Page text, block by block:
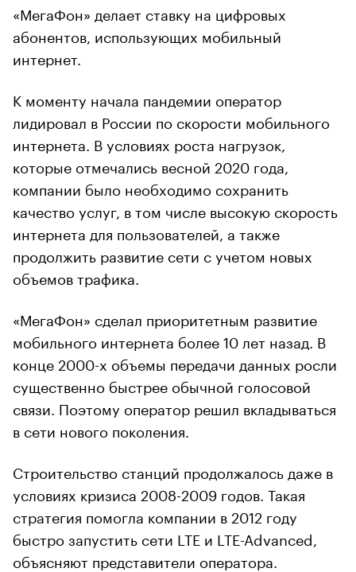
«МегаФон» делает ставку на цифровых
абонентов, использующих мобильный
интернет.
К моменту начала пандемии оператор
лидировал в России по скорости мобильного
интернета. В условиях роста нагрузок,
которые отмечались весной 2020 года,
компании было необходимо сохранить
качество услуг, в том числе высокую скорость
интернета для пользователей, а также
продолжить развитие сети с учетом новых
объемов трафика.
«МегаФон» сделал приоритетным развитие
мобильного интернета более 10 лет назад. В
конце 2000-х объемы передачи данных росли
существенно быстрее обычной голосовой
связи. Поэтому оператор решил вкладываться
в сети нового поколения.
Строительство станций продолжалось даже в
условиях кризиса 2008-2009 годов. Такая
стратегия помогла компании в 2012 году
быстро запустить сети LTE и LTE-Advanced,
объясняют представители оператора.